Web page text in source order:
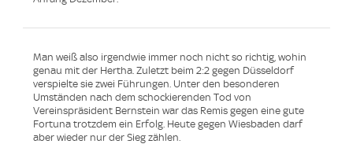
Man weiß also irgendwie immer noch nicht so richtig, wohin
genau mit der Hertha. Zuletzt beim 2:2 gegen Düsseldorf
verspielte sie zwei Führungen. Unter den besonderen
Umständen nach dem schockierenden Tod von
Vereinspräsident Bernstein war das Remis gegen eine gute
Fortuna trotzdem ein Erfolg. Heute gegen Wiesbaden darf
aber wieder nur der Sieg zählen.